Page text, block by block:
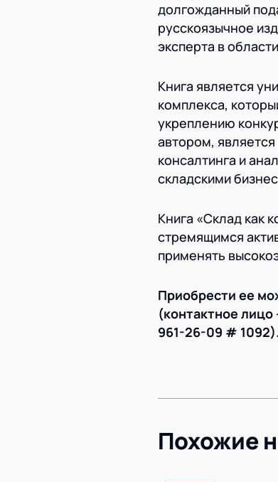
долгожданный
русскоязычное
эксперта в
Книга является
комплекса,
укреплению
автором,
консалтинга и
складскими
Книга «Склад как
стремящимся
применять
Приобрести ее
(контактное
961-26-09 #
Похожие